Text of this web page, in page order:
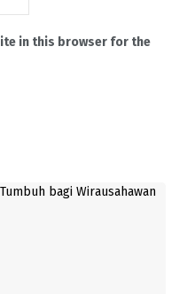
in this browser for the